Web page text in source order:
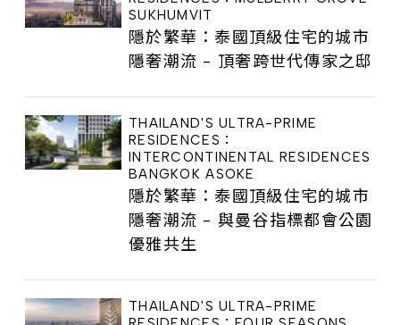
SUKHUMVIT
隱於繁華：泰國頂級住宅的城市
隱奢潮流 - 頂奢跨世代傳家之邸
THAILAND'S ULTRA-PRIME
RESIDENCES：
INTERCONTINENTAL RESIDENCES
BANGKOK ASOKE
隱於繁華：泰國頂級住宅的城市
隱奢潮流 - 與曼谷指標都會公園
優雅共生
THAILAND'S ULTRA-PRIME